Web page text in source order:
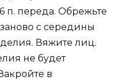
п. переда. Обрежьте
с середины
Вяжите лиц.
не будет
в